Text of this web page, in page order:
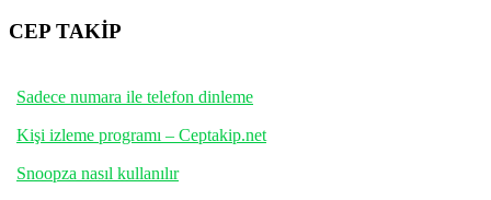
CEP TAKİP
Sadece numara ile telefon dinleme
Kişi izleme programı – Ceptakip.net
Snoopza nasıl kullanılır